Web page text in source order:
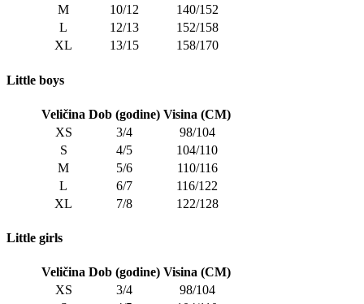
M
10/12
140/152
L
12/13
152/158
XL
13/15 158/170
Little boys
Veličina Dob (godine) Visina (CM)
XS
3/4
98/104
S
4/5
104/110
M
5/6
110/116
L
6/7
116/122
XL
7/8 122/128
Little girls
Veličina Dob (godine) Visina (CM)
XS
3/4
98/104